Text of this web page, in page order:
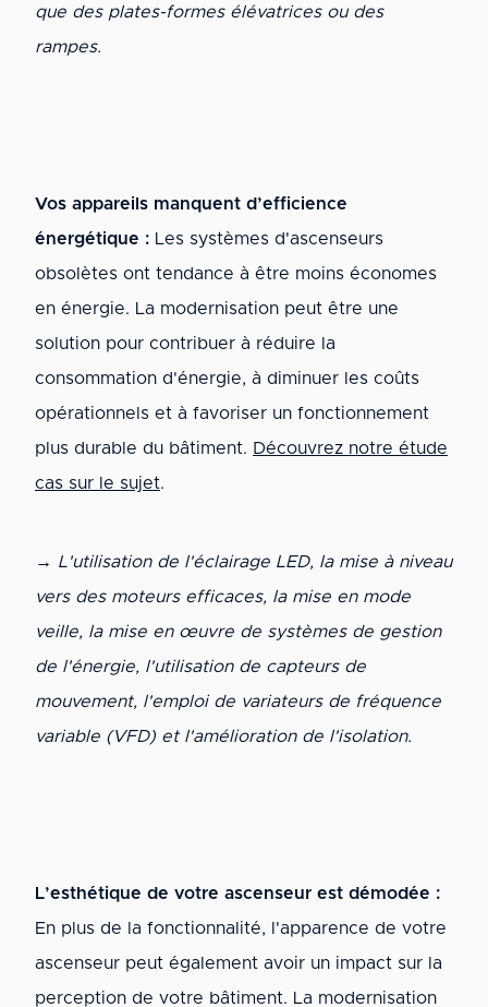
que des plates-formes élévatrices ou des
rampes.
Vos appareils manquent d’efficience
énergétique : Les systèmes d'ascenseurs
obsolètes ont tendance à être moins économes
en énergie. La modernisation peut être une
solution pour contribuer à réduire la
consommation d'énergie, à diminuer les coûts
opérationnels et à favoriser un fonctionnement
plus durable du bâtiment. Découvrez notre étude
cas sur le sujet.
→ L'utilisation de l'éclairage LED, la mise à niveau
vers des moteurs efficaces, la mise en mode
veille, la mise en œuvre de systèmes de gestion
de l'énergie, l'utilisation de capteurs de
mouvement, l'emploi de variateurs de fréquence
variable (VFD) et l'amélioration de l'isolation.
L’esthétique de votre ascenseur est démodée :
En plus de la fonctionnalité, l'apparence de votre
ascenseur peut également avoir un impact sur la
perception de votre bâtiment. La modernisation